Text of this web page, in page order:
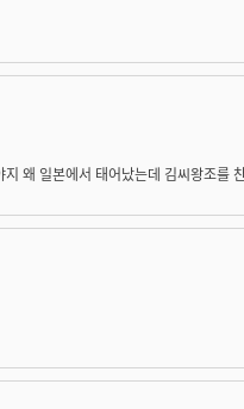
왜 일본에서 태어났는데 김씨왕조를